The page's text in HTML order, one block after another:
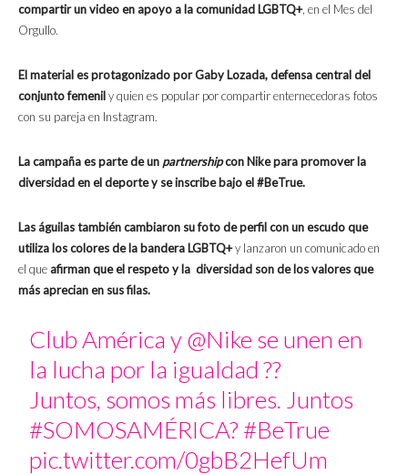
compartir un video en apoyo a la comunidad LGBTQ+, en el Mes del
Orgullo.
El material es protagonizado por Gaby Lozada, defensa central del
conjunto femenily quien es popular por compartir enternecedoras fotos
con su pareja en Instagram.
La campaña es parte de un partnershipcon Nike para promover la
diversidad en el deporte y se inscribe bajo el #BeTrue.
Las águilas también cambiaron su foto de perfil con un escudo que
utiliza los colores de la bandera LGBTQ+y lanzaron un comunicado en
el que afirman que el respeto y la diversidad son de los valores que
más aprecian en sus filas.
Club América y@Nike se unen en
la lucha por la igualdad ?️‍?
Juntos, somos más libres. Juntos
#SOMOSAMÉRICA? #BeTrue
pic.twitter.com/0gbB2HefUm